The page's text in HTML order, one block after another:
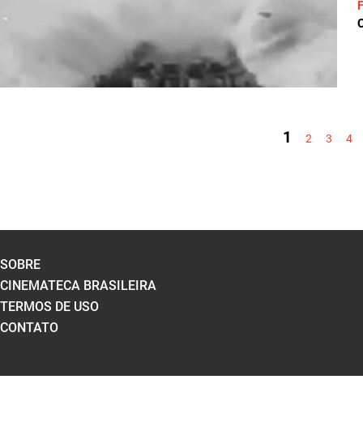
1 2 3 4
SOBRE
CINEMATECA BRASILEIRA
TERMOS DE USO
CONTATO